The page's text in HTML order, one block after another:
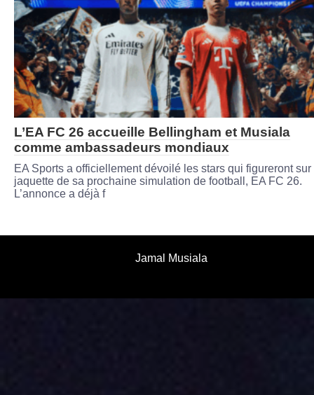
L’EA FC 26 accueille Bellingham et Musiala
comme ambassadeurs mondiaux
EA Sports a officiellement dévoilé les stars qui figureront sur
jaquette de sa prochaine simulation de football, EA FC 26.
L’annonce a déjà f
Jamal Musiala